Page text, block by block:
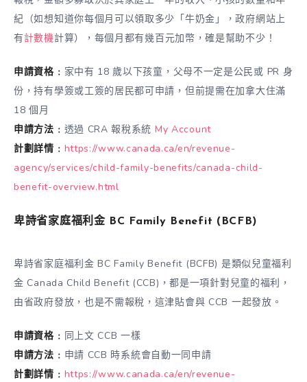
紀（如想知道你每個月可以領取多少「牛奶金」，政府網站上
有計數機計算），每個月都有幾百元加幣，確是幫助不少！
申請資格﹕ 家中有 18 歲以下孩童，父母不一定是公民或 PR 身
份，持有學簽或工簽的居民都可申請，但前提需在加拿大住滿
18 個月
申請方法﹕ 透過 CRA 報稅系統 My Account
計劃詳情﹕ https://www.canada.ca/en/revenue-
agency/services/child-family-benefits/canada-child-
benefit-overview.html
卑詩省家庭福利金 BC Family Benefit (BCFB)
卑詩省家庭福利金 BC Family Benefit (BCFB) 是類似兒童福利
金 Canada Child Benefit (CCB)，都是一項針對兒童的福利，
由省政府發放，也是不需報稅，這津貼會與 CCB 一起發放。
申請資格﹕ 同上文 CCB 一樣
申請方法﹕ 申請 CCB 時系統會自動一同申請
計劃詳情﹕ https://www.canada.ca/en/revenue-